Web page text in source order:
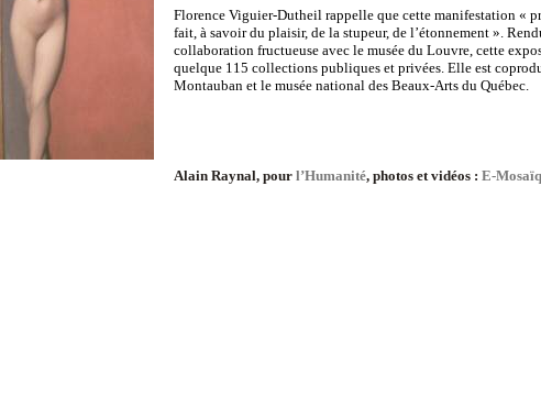
Florence Viguier-Dutheil rappelle que cette manifestation «
fait, à savoir du plaisir, de la stupeur, de l’étonnement ».
collaboration fructueuse avec le musée du Louvre, cette
quelque 115 collections publiques et privées. Elle est
Montauban et le musée national des Beaux-Arts du Québec.
Alain Raynal, pourl’Humanité, photos et vidéos :E-